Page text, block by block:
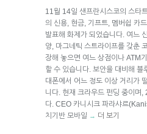
11월 14일 샌프란시스코의 스타
의 신용, 현금, 기프트, 멤버쉽 카
발표해 화제가 되었습니다. 여느
양, 마그네틱 스트라이프를 갖춘
장해 놓으면 여느 상점이나 ATM
할 수 있습니다. 보안을 대비해 블
대폰에서 어느 정도 이상 거리가
니다. 현재 크라우드 펀딩 중이며,
다. CEO 카니시크 파라샤르
치기반 모바일 → 더 보기